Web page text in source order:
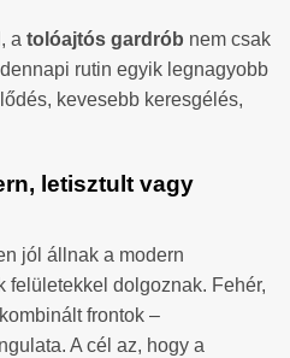
a tolóajtós gardrób nem csak
rutin egyik legnagyobb
kevesebb keresgélés,
letisztult vagy
jól állnak a modern
felületekkel dolgoznak. Fehér,
frontok –
A cél az, hogy a